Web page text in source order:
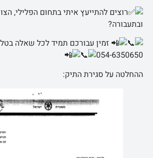
רוצים להתייעץ איתי בתחום הפלילי,
ובתעבורה?
זמין עבורכם תמיד לכל שאלה
054-6350650
ההחלטה על סגירת התיק: